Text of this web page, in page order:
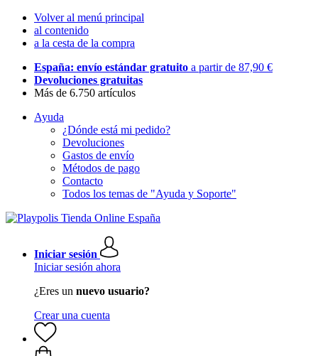
Volver al menú principal
al contenido
a la cesta de la compra
España: envío estándar gratuito a partir de 87,90 €
Devoluciones gratuitas
Más de 6.750 artículos
Ayuda
¿Dónde está mi pedido?
Devoluciones
Gastos de envío
Métodos de pago
Contacto
Todos los temas de "Ayuda y Soporte"
Iniciar sesión
Iniciar sesión ahora
¿Eres un nuevo usuario?
Crear una cuenta